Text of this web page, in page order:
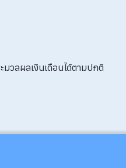
มวลผลเงินเดือนได้ตามปกติ